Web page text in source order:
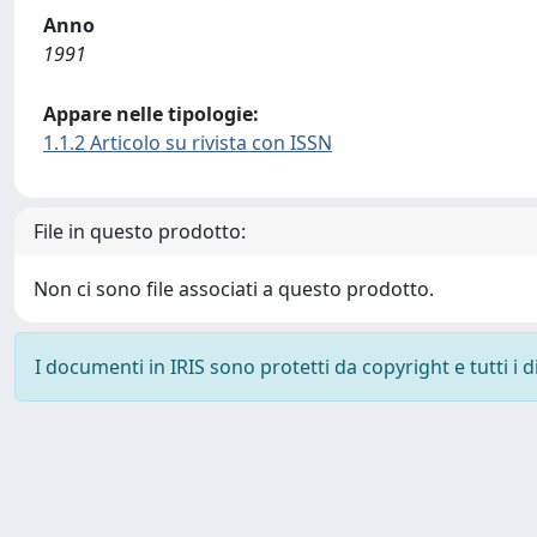
Anno
1991
Appare nelle tipologie:
1.1.2 Articolo su rivista con ISSN
File in questo prodotto:
Non ci sono file associati a questo prodotto.
I documenti in IRIS sono protetti da copyright e tutti i